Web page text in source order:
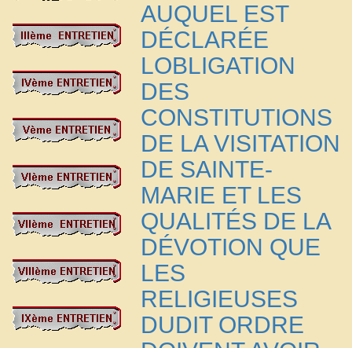
AUQUEL EST
DÉCLARÉE
LOBLIGATION
DES
CONSTITUTIONS
DE LA VISITATION
DE SAINTE-
MARIE ET LES
QUALITÉS DE LA
DÉVOTION QUE
LES
RELIGIEUSES
DUDIT ORDRE